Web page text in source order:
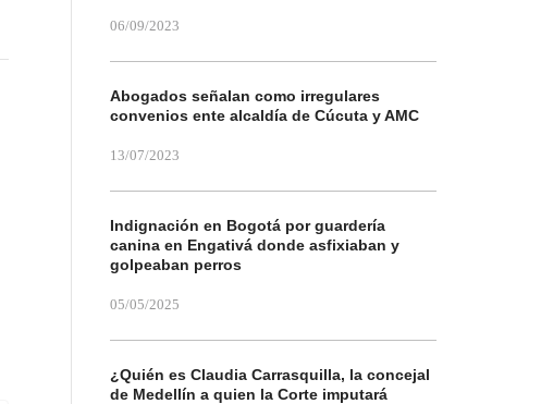
06/09/2023
Abogados señalan como irregulares
convenios ente alcaldía de Cúcuta y AMC
13/07/2023
Indignación en Bogotá por guardería
canina en Engativá donde asfixiaban y
golpeaban perros
05/05/2025
¿Quién es Claudia Carrasquilla, la concejal
de Medellín a quien la Corte imputará